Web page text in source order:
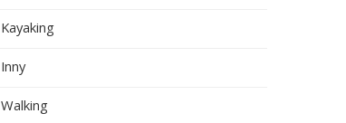
Kayaking
Inny
Walking